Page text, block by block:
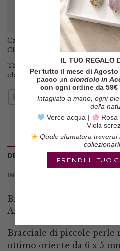
IL TUO REGALO
Per tutto il mese di
pacco un ciondolo in
con ogni ordine da 59€
Intagliato a mano, ogni
della
Verde acqua |
Rosa
Viola
Quale sfumatura troverai
PRENDI IL TUO
Categorie: Bracciali Bracciali
Chic
Tag: bracciale argento
elasticizzato,elastico,perle,
DESCRIZIONE
INFORMAZIONI AGGIUNTIVE
Bracciale Perle Bianche
Argento 925 Placcato Oro
Bracciale di piccole perle
ottimo oriente da 6 x 5